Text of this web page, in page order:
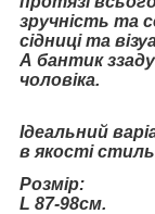
зручність та
сідниці та
А бантик
чоловіка.
Ідеальний
в якості
Розмір:
L 87-98см.